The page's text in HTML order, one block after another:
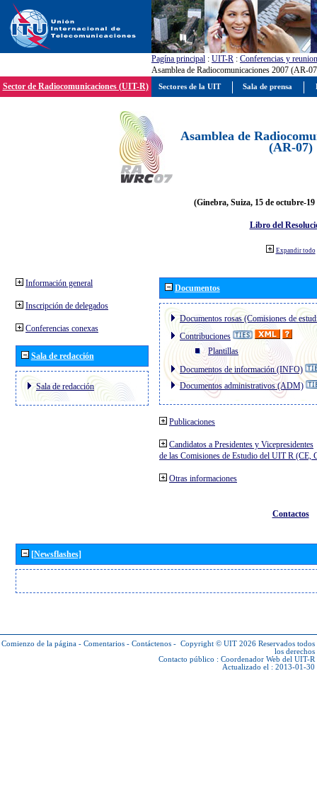
Pagína principal : UIT-R : Conferencias y
Asamblea de Radiocomunicaciones 2007 (AR-
Sector de Radiocomunicaciones (UIT-R)
Asamblea de
(AR-07)
(Ginebra, Suiza, 15 de octubre-19
Libro del
Expandir todo
Información general
Inscripción de delegados
Conferencias conexas
Sala de redacción
Sala de redacción
Documentos
Documentos rosas (Comisiones de
Contribuciones
Plantillas
Documentos de información (INFO)
Documentos administrativos (ADM)
Publicaciones
Candidatos a Presidentes y Vicepresidentes
de las Comisiones de Estudio del UIT R (CE,
Otras informaciones
Contactos
[Newsflashes]
Comienzo de la página - Comentarios - Contáctenos - Copyright © UIT 2026 Reservados todos
los derechos
Contacto público : Coordenador Web del UIT-R
Actualizado el : 2013-01-30
Sectores de la UIT Sala de prensa